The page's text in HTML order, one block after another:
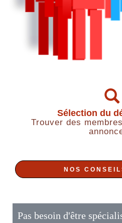
Sélection du
Trouver des
NOS
Pas besoin d'être